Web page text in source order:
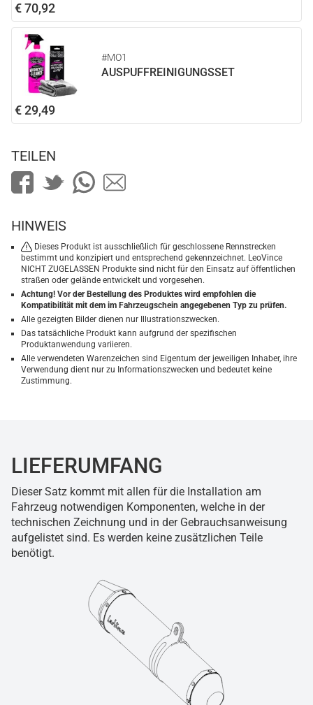
€ 70,92
#MO1
AUSPUFFREINIGUNGSSET
€ 29,49
TEILEN
HINWEIS
Dieses Produkt ist ausschließlich für geschlossene Rennstrecken
bestimmt und konzipiert und entsprechend gekennzeichnet. LeoVince
NICHT ZUGELASSEN Produkte sind nicht für den Einsatz auf öffentlichen
straßen oder gelände entwickelt und vorgesehen.
Achtung! Vor der Bestellung des Produktes wird empfohlen die
Kompatibilität mit dem im Fahrzeugschein angegebenen Typ zu prüfen.
Alle gezeigten Bilder dienen nur Illustrationszwecken.
Das tatsächliche Produkt kann aufgrund der spezifischen
Produktanwendung variieren.
Alle verwendeten Warenzeichen sind Eigentum der jeweiligen Inhaber, ihre
Verwendung dient nur zu Informationszwecken und bedeutet keine
Zustimmung.
LIEFERUMFANG
Dieser Satz kommt mit allen für die Installation am
Fahrzeug notwendigen Komponenten, welche in der
technischen Zeichnung und in der Gebrauchsanweisung
aufgelistet sind. Es werden keine zusätzlichen Teile
benötigt.